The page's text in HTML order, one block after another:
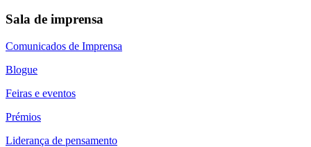
Sala de imprensa
Comunicados de Imprensa
Blogue
Feiras e eventos
Prémios
Liderança de pensamento